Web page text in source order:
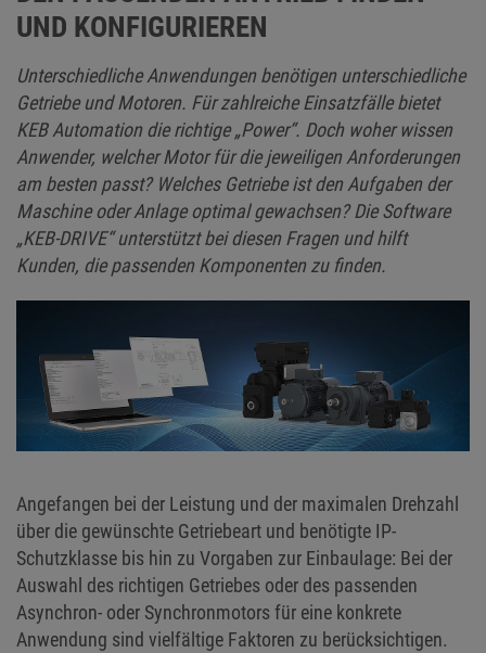
UND KONFIGURIEREN
Unterschiedliche Anwendungen benötigen unterschiedliche
Getriebe und Motoren. Für zahlreiche Einsatzfälle bietet
KEB Automation die richtige „Power“. Doch woher wissen
Anwender, welcher Motor für die jeweiligen Anforderungen
am besten passt? Welches Getriebe ist den Aufgaben der
Maschine oder Anlage optimal gewachsen? Die Software
„KEB-DRIVE“ unterstützt bei diesen Fragen und hilft
Kunden, die passenden Komponenten zu finden.
Angefangen bei der Leistung und der maximalen Drehzahl
über die gewünschte Getriebeart und benötigte IP-
Schutzklasse bis hin zu Vorgaben zur Einbaulage: Bei der
Auswahl des richtigen Getriebes oder des passenden
Asynchron- oder Synchronmotors für eine konkrete
Anwendung sind vielfältige Faktoren zu berücksichtigen.